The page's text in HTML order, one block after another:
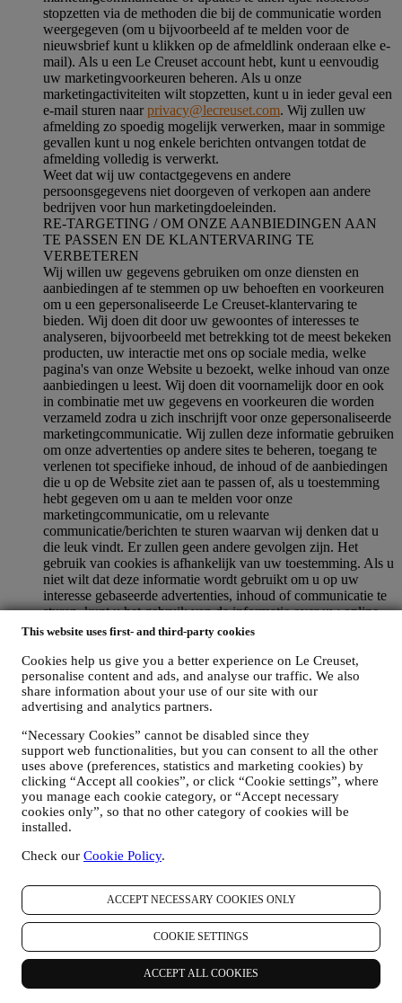
This website uses first- and third-party cookies
Cookies help us give you a better experience on Le Creuset,
personalise content and ads, and analyse our traffic. We also
share information about your use of our site with our
advertising and analytics partners.
“Necessary Cookies” cannot be disabled since they
support web functionalities, but you can consent to all the other
uses above (preferences, statistics and marketing cookies) by
clicking “Accept all cookies”, or click “Cookie settings”, where
you manage each cookie category, or “Accept necessary
cookies only”, so that no other category of cookies will be
installed.
Check our Cookie Policy.
ACCEPT NECESSARY COOKIES ONLY
COOKIE SETTINGS
ACCEPT ALL COOKIES
stopzetten via de methoden die bij de communicatie worden
weergegeven (om u bijvoorbeeld af te melden voor de
nieuwsbrief kunt u klikken op de afmeldlink onderaan elke e-
mail). Als u een Le Creuset account hebt, kunt u eenvoudig
uw marketingvoorkeuren beheren. Als u onze
marketingactiviteiten wilt stopzetten, kunt u in ieder geval een
e-mail sturen naarprivacy@lecreuset.com. Wij zullen uw
afmelding zo spoedig mogelijk verwerken, maar in sommige
gevallen kunt u nog enkele berichten ontvangen totdat de
afmelding volledig is verwerkt.
Weet dat wij uw contactgegevens en andere
persoonsgegevens niet doorgeven of verkopen aan andere
bedrijven voor hun marketingdoeleinden.
RE-TARGETING / OM ONZE AANBIEDINGEN AAN
TE PASSEN EN DE KLANTERVARING TE
VERBETEREN
Wij willen uw gegevens gebruiken om onze diensten en
aanbiedingen af te stemmen op uw behoeften en voorkeuren
om u een gepersonaliseerde Le Creuset-klantervaring te
bieden. Wij doen dit door uw gewoontes of interesses te
analyseren, bijvoorbeeld met betrekking tot de meest bekeken
producten, uw interactie met ons op sociale media, welke
pagina's van onze Website u bezoekt, welke inhoud van onze
aanbiedingen u leest. Wij doen dit voornamelijk door en ook
in combinatie met uw gegevens en voorkeuren die worden
verzameld zodra u zich inschrijft voor onze gepersonaliseerde
marketingcommunicatie. Wij zullen deze informatie gebruiken
om onze advertenties op andere sites te beheren, toegang te
verlenen tot specifieke inhoud, de inhoud of de aanbiedingen
die u op de Website ziet aan te passen of, als u toestemming
hebt gegeven om u aan te melden voor onze
marketingcommunicatie, om u relevante
communicatie/berichten te sturen waarvan wij denken dat u
die leuk vindt. Er zullen geen andere gevolgen zijn. Het
gebruik van cookies is afhankelijk van uw toestemming. Als u
niet wilt dat deze informatie wordt gebruikt om u op uw
interesse gebaseerde advertenties, inhoud of communicatie te
sturen, kunt u het gebruik van de informatie over uw online-
acties beperken door uw cookie-instellingen te beheren
voor het gebruik van de Website). Let op: dit betekent niet dat
u geen advertenties, aanbiedingen of communicatie meer
ontvangt. U blijft algemene advertenties, aanbiedingen of
communicatie ontvangen. Voor meer informatie over hoe wij
onsCookiebeleid
,
PRODUCT REVIEW
Als u een van onze producten hebt gekocht, kunnen wij u een
e-mail sturen met de vraag om uw producten te beoordelen.
Wij zijn geïnteresseerd in productbeoordelingen van onze
klanten (als zij dergelijke informatie willen verstrekken) om
het einde van het aankoopproces kunnen wij u ook uitnodigen
niet verplicht, en u bent vrij om deze al dan niet in te dienen.
WHATSAPP FOR BUSINESS
Sommige van onze fysieke winkels gebruiken WhatsApp for
Business met klanten die daarom vragen, alleen om
ondersteuning te bieden en informatie over onze producten te
sturen. Dit kanaal is niet gericht op de verkoop van onze